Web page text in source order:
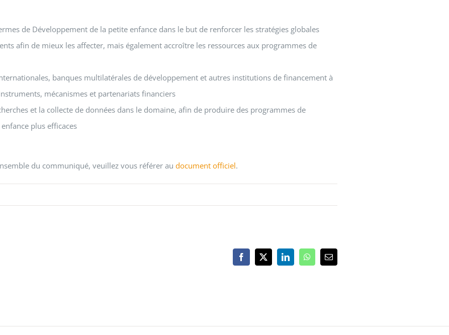
de Développement de la petite enfance dans le but de renforcer les stratégies globales
afin de mieux les affecter, mais également accroître les ressources aux programmes de
banques multilatérales de développement et autres institutions de financement à
mécanismes et partenariats financiers
et la collecte de données dans le domaine, afin de produire des programmes de
plus efficaces
du communiqué, veuillez vous référer au document officiel.
Facebook
X LinkedInWhatsApp
Email